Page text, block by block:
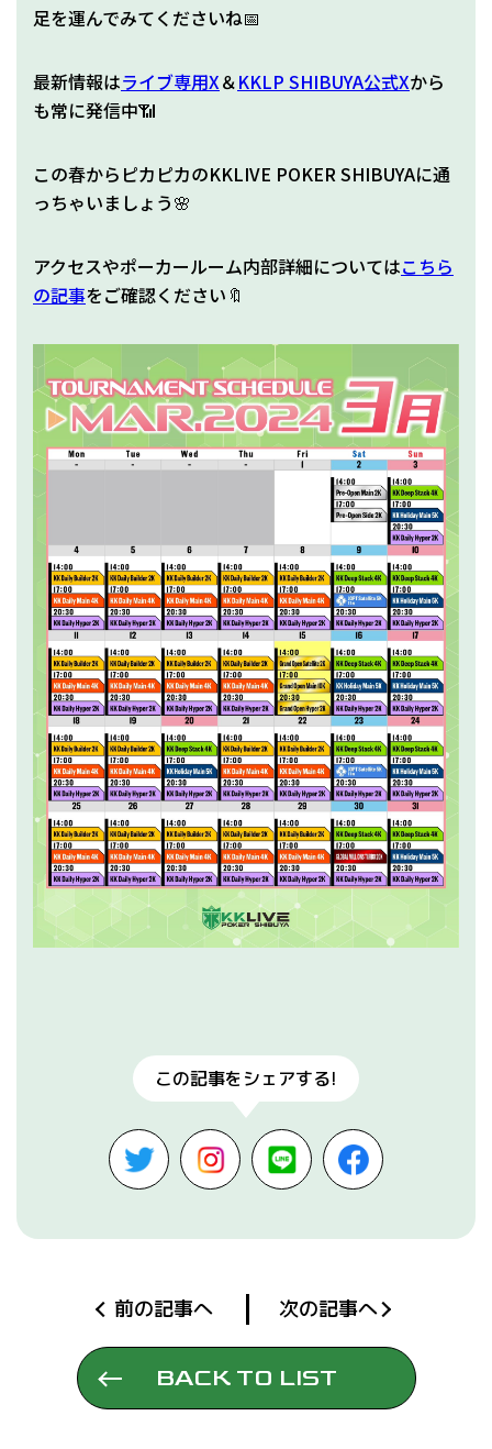
足を運んでみてくださいね📅
最新情報はライブ専用X＆KKLP SHIBUYA公式Xから
も常に発信中📶
この春からピカピカのKKLIVE POKER SHIBUYAに通
っちゃいましょう🌸
アクセスやポーカールーム内部詳細についてはこちら
の記事をご確認ください🔖
この記事をシェアする!
前の記事へ 次の記事へ
BACK TO LIST